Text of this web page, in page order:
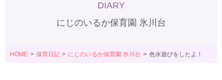
DIARY
にじのいるか保育園 氷川台
HOME 保育日記 にじのいるか保育園 氷川台 色水遊びをしたよ！